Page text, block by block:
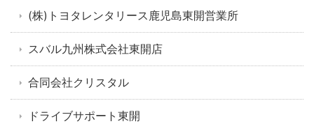
(株)トヨタレンタリース鹿児島東開営業所
スバル九州株式会社東開店
合同会社クリスタル
ドライブサポート東開